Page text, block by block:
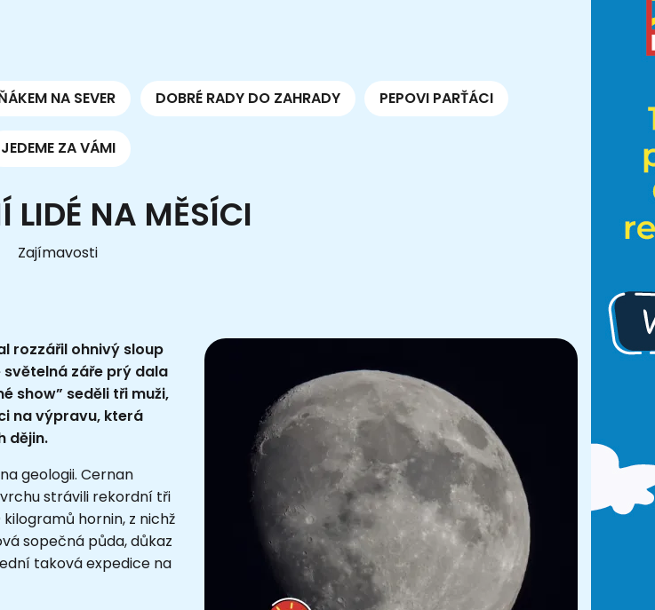
NA SEVER DOBRÉ RADY DO ZAHRADY PEPOVI PARŤÁCI
JEDEME ZA VÁMI
LIDÉ NA MĚSÍCI
Zajímavosti
rozzářil ohnivý sloup
světelná záře prý dala
show” seděli tři muži,
na výpravu, která
dějin.
geologii. Cernan
strávili rekordní tři
hornin, z nichž
sopečná půda, důkaz
taková expedice na